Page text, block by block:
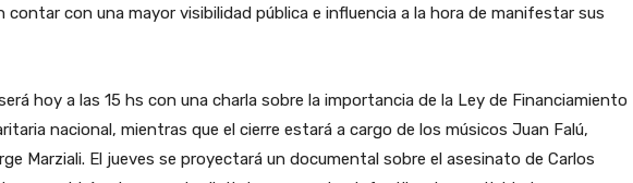
contar con una mayor visibilidad pública e influencia a la hora de manifestar sus
hoy a las 15 hs con una charla sobre la importancia de la Ley de Financiamiento
nacional, mientras que el cierre estará a cargo de los músicos Juan Falú,
Marziali. El jueves se proyectará un documental sobre el asesinato de Carlos